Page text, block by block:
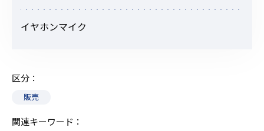
イヤホンマイク
区分
販売
関連キーワード